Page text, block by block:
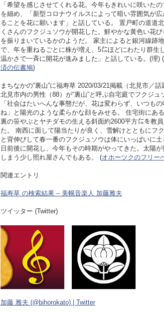
「希望を感じさせてくれる花。今年もきれいに咲いた
を細め、「新型コロナウイルスによって暗い雰囲気が
ることを花に願います」と話している。 置戸町の道道
くさんのフクジュソウが開花した。鮮やかな黄色い花
を振りまいているかのようだ。 家主によると銀河線跡
で、年を重ねるごとに株が増え、5㍍ほどにわたり群生
温かさで一斉に開花が進みました」と話している。(理) (
済の伝書鳩)
まちなかの“裏山”に福寿草 2020/03/21掲載（北見市／
北見市内の男性（88）が“裏山”と呼ぶ自宅庭でフクジュ
「社会はたいへんな事態だが、花は変わらず、いつも
ね」と陽光のような柔らかな顔をみせる。 住宅街にあ
裏の笹やぶとヤチダモの生える斜面約2600平方㍍を教
た。 南西に面して陽当たりが良く、雪解けとともにフ
と背伸びして春一番のフクジュソウは体にいっぱいに
日前後に開花し、今年もその時期がやってきた。太陽
しまう少し照れ屋さんでもある。 (オホーツクのフリー
関連エントリ
福寿草 の検索結果 – 美幌音楽人 加藤雅夫
ツイッター (Twitter)
加藤 雅夫 (@bihorokato) | Twitter